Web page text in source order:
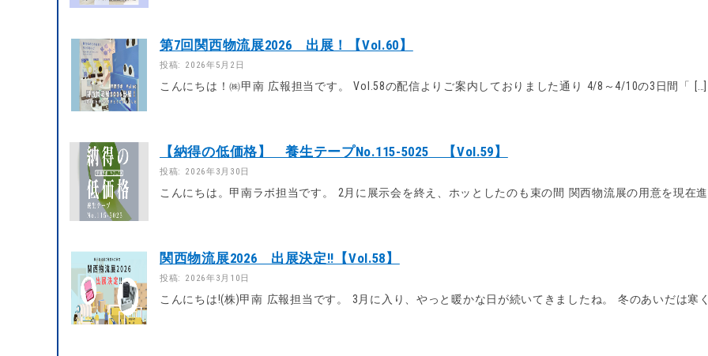
第7回関西物流展2026 出展！【Vol.60】
投稿: 2026年5月2日
こんにちは！㈱甲南 広報担当です。 Vol.58の配信よりご案内しておりました通り 4/8～4/10の3日間「 […]
【納得の低価格】 養生テープNo.115-5025 【Vol.59】
投稿: 2026年3月30日
こんにちは。甲南ラボ担当です。 2月に展示会を終え、ホッとしたのも束の間 関西物流展の用意を現在
関西物流展2026 出展決定!!【Vol.58】
投稿: 2026年3月10日
こんにちは!(株)甲南 広報担当です。 3月に入り、やっと暖かな日が続いてきましたね。 冬のあいだは寒